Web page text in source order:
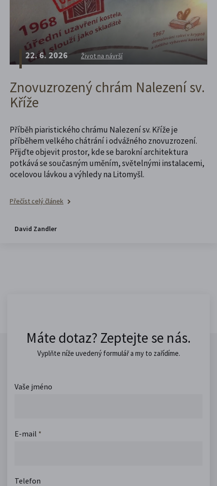
22. 6. 2026 Život na návrší
Znovuzrozený chrám Nalezení sv.
Kříže
Příběh piaristického chrámu Nalezení sv. Kříže je
příběhem velkého chátrání i odvážného znovuzrození.
Přijďte objevit prostor, kde se barokní architektura
potkává se současným uměním, světelnými instalacemi,
ocelovou lávkou a výhledy na Litomyšl.
Přečíst celý článek
David Zandler
Máte dotaz? Zeptejte se nás.
Vyplňte níže uvedený formulář a my to zařídíme.
Vaše jméno
E-mail *
Telefon